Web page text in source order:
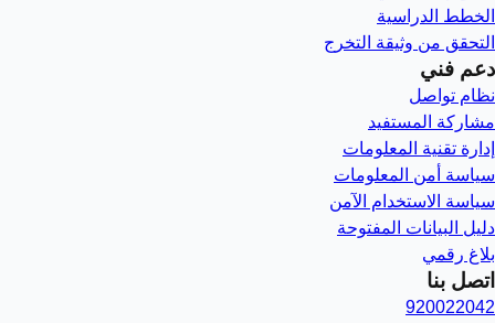
الخطط الدراسية
التحقق من وثيقة التخرج
دعم فني
نظام تواصل
مشاركة المستفيد
إدارة تقنية المعلومات
سياسة أمن المعلومات
سياسة الاستخدام الآمن
دليل البيانات المفتوحة
بلاغ رقمي
اتصل بنا
920022042